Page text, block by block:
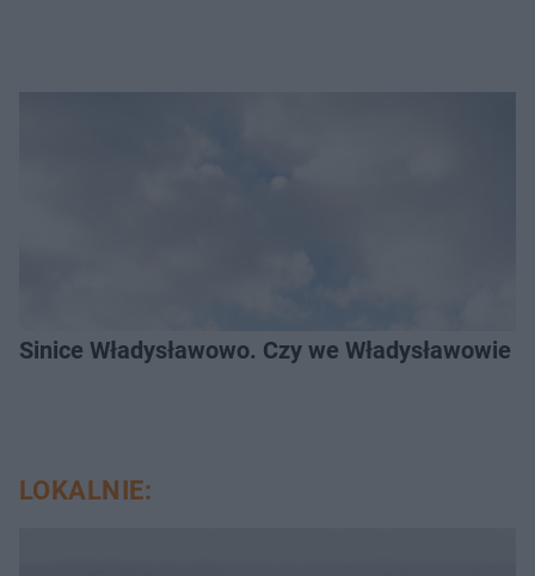
Sinice Władysławowo. Czy we
LOKALNIE: